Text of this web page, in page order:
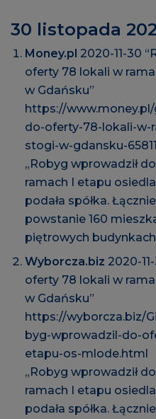
30 listopada
Money.pl 2020-11-30
oferty 78 lokali w
w Gdańsku”
https://
do-oferty-78-lokali-w-
stogi-w-gdansku-
„Robyg wprowadził
ramach I etapu
podała spółka.
powstanie 160
piętrowych budynkach
Wyborcza.biz 2020-
oferty 78 lokali w
w Gdańsku”
https://wyborcza.biz/
byg-wprowadzil-do-
etapu-os-mlode.html
„Robyg wprowadził
ramach I etapu
podała spółka.